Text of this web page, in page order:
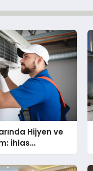
Hijyen ve
İhlas
Teknik